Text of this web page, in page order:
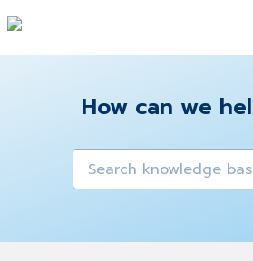
How can we